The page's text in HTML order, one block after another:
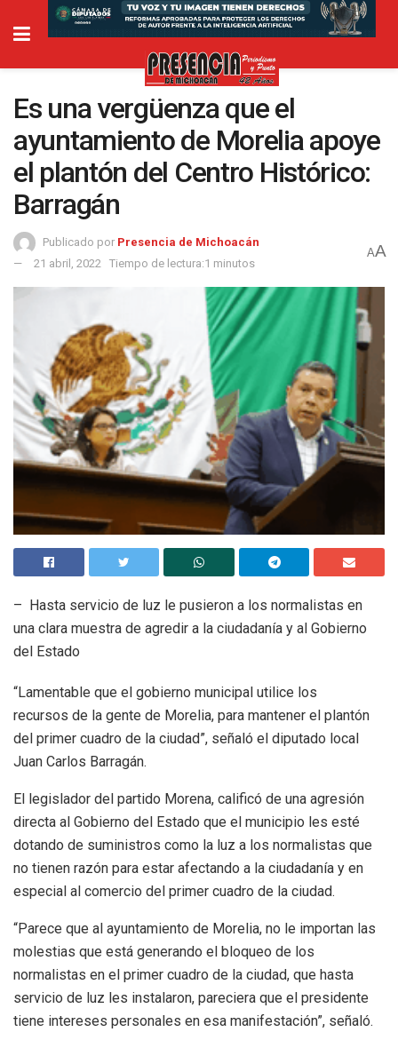
Es una vergüenza que el
ayuntamiento de Morelia apoye
el plantón del Centro Histórico:
Barragán
Publicado por Presencia de Michoacán
21 abril, 2022
Tiempo de lectura:1 minutos
AA
– Hasta servicio de luz le pusieron a los normalistas en
una clara muestra de agredir a la ciudadanía y al Gobierno
del Estado
“Lamentable que el gobierno municipal utilice los
recursos de la gente de Morelia, para mantener el plantón
del primer cuadro de la ciudad”, señaló el diputado local
Juan Carlos Barragán.
El legislador del partido Morena, calificó de una agresión
directa al Gobierno del Estado que el municipio les esté
dotando de suministros como la luz a los normalistas que
no tienen razón para estar afectando a la ciudadanía y en
especial al comercio del primer cuadro de la ciudad.
“Parece que al ayuntamiento de Morelia, no le importan las
molestias que está generando el bloqueo de los
normalistas en el primer cuadro de la ciudad, que hasta
servicio de luz les instalaron, pareciera que el presidente
tiene intereses personales en esa manifestación”, señaló.